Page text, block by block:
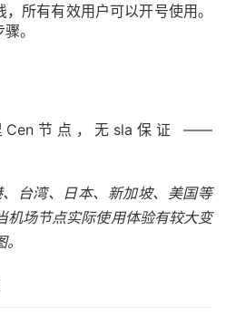
所有有效用户可以开号使用。
。
Cen节点，无sla保证 ——
台湾、日本、新加坡、美国等
机场节点实际使用体验有较大变